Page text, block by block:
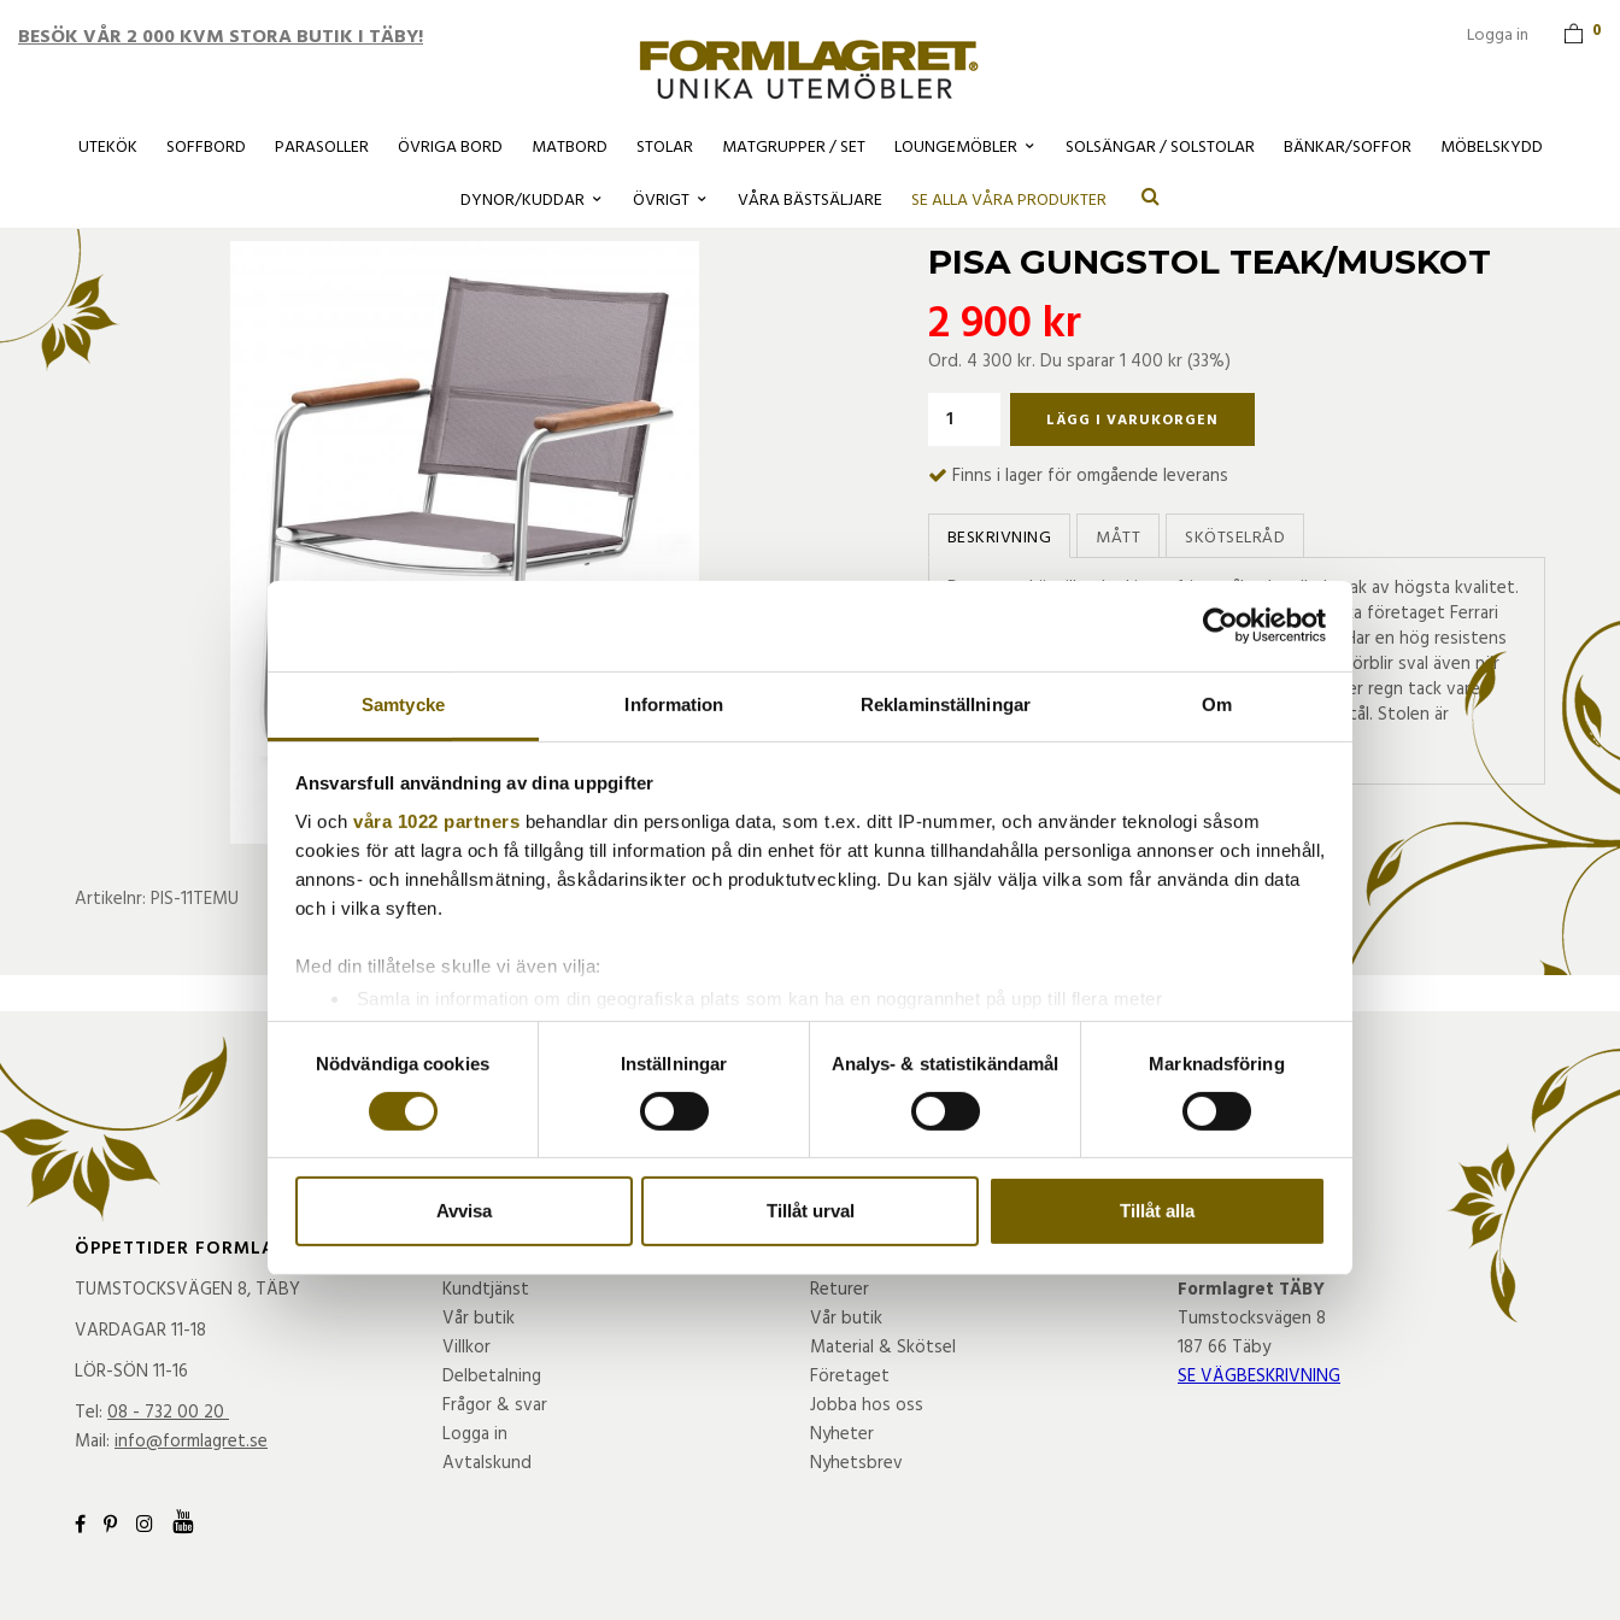
Samtycke Information Reklaminställningar Om
Ansvarsfull användning av dina uppgifter
Vi och våra 1022 partners behandlar din personliga data, som t.ex. ditt IP-nummer, och använder teknologi såsom
cookies för att lagra och få tillgång till information på din enhet för att kunna tillhandahålla personliga annonser och innehåll,
annons- och innehållsmätning, åskådarinsikter och produktutveckling. Du kan själv välja vilka som får använda din data
och i vilka syften.
Med din tillåtelse skulle vi även vilja:
Samla in information om din geografiska plats som kan ha en noggrannhet på upp till flera meter
Identifiera din enhet genom att aktivt skanna den för specifika kännetecken (fingeravtryck)
Ta reda på mer om hur dina personliga uppgifter behandlas och ställ in dina preferenser idetaljsektionen. Du kan ändra
eller dra tillbaka ditt samtycke när som helst från cookie-förklaringen.
sociala medier och analysera vår trafik. Vi vidarebefordrar även sådana identifierare och annan information från din enhet
till de sociala medier och annons- och analysföretag som vi samarbetar med. Dessa kan i sin tur kombinera informationen
Nödvändiga cookies
Inställningar Analys- & statistikändamål Marknadsföring
Avvisa Tillåt urval Tillåt alla
BESÖK VÅR 2 000 KVM STORA BUTIK I TÄBY! Logga in 0
UTEKÖK SOFFBORD PARASOLLER ÖVRIGA BORD MATBORD STOLAR MATGRUPPER / SET LOUNGEMÖBLER SOLSÄNGAR / SOLSTOLAR BÄNKAR/SOFFOR
MÖBELSKYDD
DYNOR/KUDDAR
ÖVRIGT VÅRA BÄSTSÄLJARE SE ALLA VÅRA PRODUKTER
Pisa gungstol teak/muskot
PISA GUNGSTOL TEAK/MUSKOT
2 900 kr
Ord. 4 300 kr. Du sparar1 400 kr(33%)
LÄGG I VARUKORGEN
Finns i lager för omgående leverans
BESKRIVNING MÅTT SKÖTSELRÅD
Denna stol är tillverkad i rostfritt stål och odlad teak av högsta kvalitet.
Sits och rygg är en plastväv som tillverkas av franska företaget Ferrari
vars väv har det registrerade varumärket Batyline. Har en hög resistens
mot UV och mögel och klarar upptill -35C. Batyline förblir sval även när
solen ligger på samtidigt som den torkar direkt efter regn tack vare
glesheten i väven. Även skruvar/beslag i rostfritt stål. Stolen är
stapelbar. Dyna Vreta eller Uni passar till.
Artikelnr: PIS-11TEMU
TA DEL AV VÅRA BÄSTA ERBJUDANDEN & NYHETER
ÖPPETTIDER FORMLAGRET
TUMSTOCKSVÄGEN 8, TÄBY
VARDAGAR 11-18
LÖR-SÖN 11-16
Tel: 08 - 732 00 20
Mail: info@formlagret.se
HANDLA
Kundtjänst
Vår butik
Villkor
Delbetalning
Frågor & svar
Logga in
Avtalskund
INFORMATION
Returer
Vår butik
Material & Skötsel
Företaget
Jobba hos oss
Nyheter
Nyhetsbrev
VÅR BUTIK
Formlagret TÄBY
Tumstocksvägen 8
187 66 Täby
SE VÄGBESKRIVNING